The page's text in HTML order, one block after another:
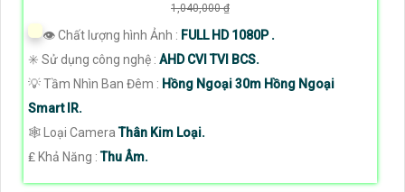
1,040,000 ₫
👁 Chất lượng hình Ảnh : FULL HD 1080P .
✳️ Sử dụng công nghệ : AHD CVI TVI BCS.
💡 Tầm Nhìn Ban Đêm : Hồng Ngoại 30m Hồng Ngoại
Smart IR.
🕸️ Loại CameraThân Kim Loại.
️₤ Khả Năng :Thu Âm.